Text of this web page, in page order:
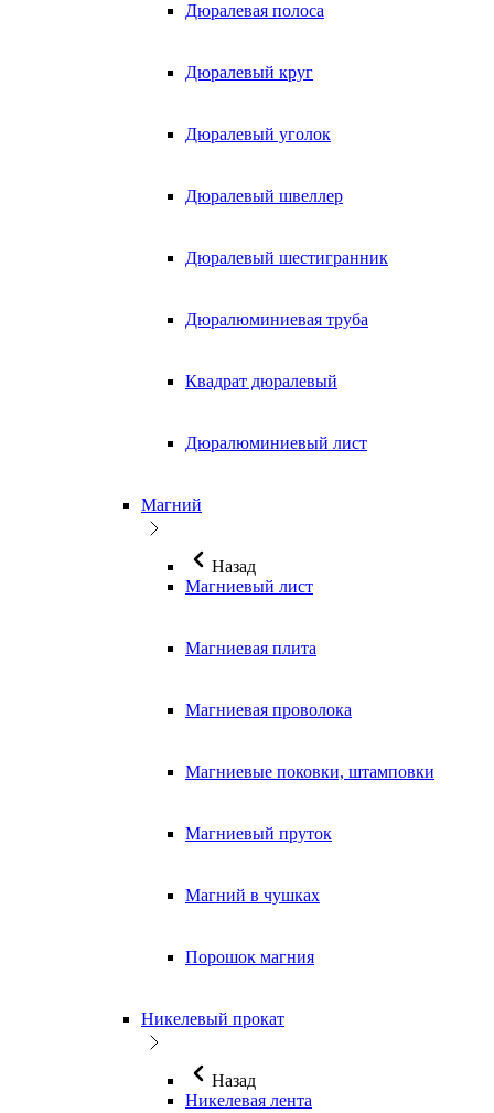
Дюралевая полоса
Дюралевый круг
Дюралевый уголок
Дюралевый швеллер
Дюралевый шестигранник
Дюралюминиевая труба
Квадрат дюралевый
Дюралюминиевый лист
Магний
Назад
Магниевый лист
Магниевая плита
Магниевая проволока
Магниевые поковки, штамповки
Магниевый пруток
Магний в чушках
Порошок магния
Никелевый прокат
Назад
Никелевая лента